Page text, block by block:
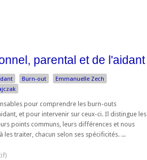
parental et de l'aidant
Burn-out
Emmanuelle Zech
pour comprendre les burn-outs
et pour intervenir sur ceux-ci. Il distingue les
points communs, leurs différences et nous
traiter, chacun selon ses spécificités. ...